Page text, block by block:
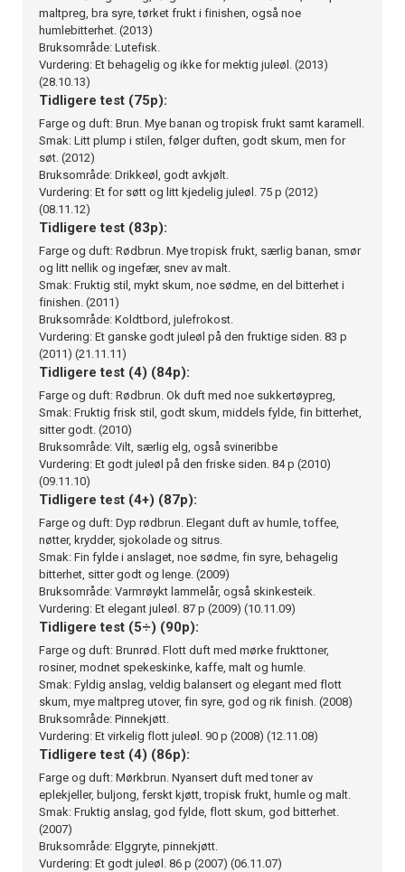
maltpreg, bra syre, tørket frukt i finishen, også noe
humlebitterhet. (2013)
Bruksområde: Lutefisk.
Vurdering: Et behagelig og ikke for mektig juleøl. (2013)
(28.10.13)
Tidligere test (75p):
Farge og duft: Brun. Mye banan og tropisk frukt samt karamell.
Smak: Litt plump i stilen, følger duften, godt skum, men for
søt. (2012)
Bruksområde: Drikkeøl, godt avkjølt.
Vurdering: Et for søtt og litt kjedelig juleøl. 75 p (2012)
(08.11.12)
Tidligere test (83p):
Farge og duft: Rødbrun. Mye tropisk frukt, særlig banan, smør
og litt nellik og ingefær, snev av malt.
Smak: Fruktig stil, mykt skum, noe sødme, en del bitterhet i
finishen. (2011)
Bruksområde: Koldtbord, julefrokost.
Vurdering: Et ganske godt juleøl på den fruktige siden. 83 p
(2011) (21.11.11)
Tidligere test (4) (84p):
Farge og duft: Rødbrun. Ok duft med noe sukkertøypreg,
Smak: Fruktig frisk stil, godt skum, middels fylde, fin bitterhet,
sitter godt. (2010)
Bruksområde: Vilt, særlig elg, også svineribbe
Vurdering: Et godt juleøl på den friske siden. 84 p (2010)
(09.11.10)
Tidligere test (4+) (87p):
Farge og duft: Dyp rødbrun. Elegant duft av humle, toffee,
nøtter, krydder, sjokolade og sitrus.
Smak: Fin fylde i anslaget, noe sødme, fin syre, behagelig
bitterhet, sitter godt og lenge. (2009)
Bruksområde: Varmrøykt lammelår, også skinkesteik.
Vurdering: Et elegant juleøl. 87 p (2009) (10.11.09)
Tidligere test (5÷) (90p):
Farge og duft: Brunrød. Flott duft med mørke frukttoner,
rosiner, modnet spekeskinke, kaffe, malt og humle.
Smak: Fyldig anslag, veldig balansert og elegant med flott
skum, mye maltpreg utover, fin syre, god og rik finish. (2008)
Bruksområde: Pinnekjøtt.
Vurdering: Et virkelig flott juleøl. 90 p (2008) (12.11.08)
Tidligere test (4) (86p):
Farge og duft: Mørkbrun. Nyansert duft med toner av
eplekjeller, buljong, ferskt kjøtt, tropisk frukt, humle og malt.
Smak: Fruktig anslag, god fylde, flott skum, god bitterhet.
(2007)
Bruksområde: Elggryte, pinnekjøtt.
Vurdering: Et godt juleøl. 86 p (2007) (06.11.07)